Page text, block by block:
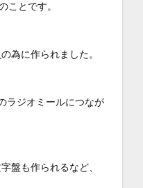
ことです。
為に作られました。
ラジオミールにつなが
盤も作られるなど、